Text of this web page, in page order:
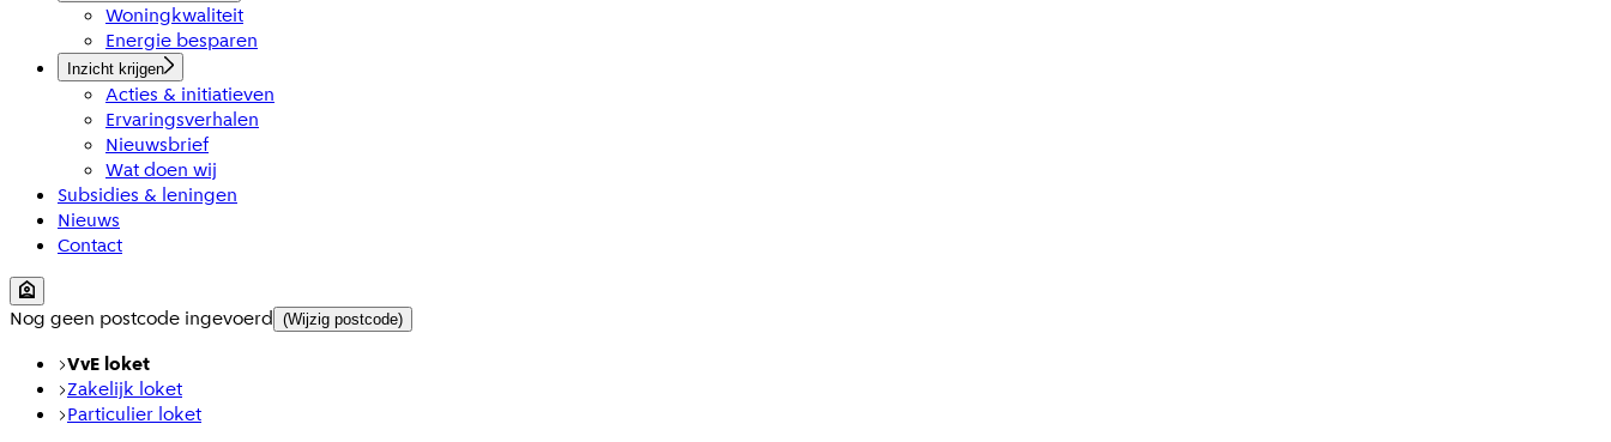
Woningkwaliteit
Energie besparen
Inzicht krijgen
Acties & initiatieven
Ervaringsverhalen
Nieuwsbrief
Wat doen wij
Subsidies & leningen
Nieuws
Contact
Nog geen postcode ingevoerd (Wijzig postcode)
VvE loket
Zakelijk loket
Particulier loket